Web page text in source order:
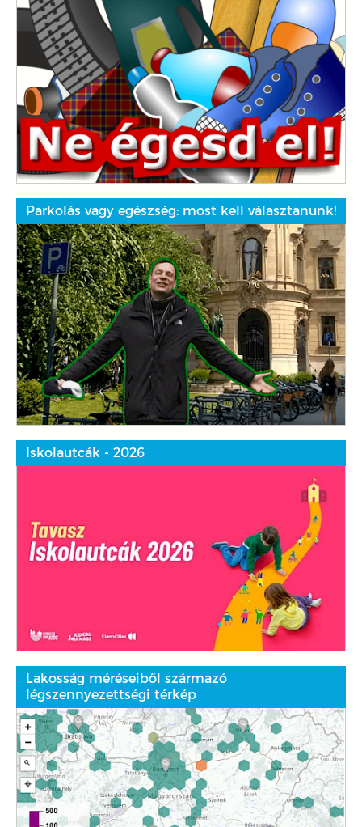
Parkolás vagy egészség: most kell választanunk!
Iskolautcák - 2026
Lakosság méréseiből származó
légszennyezettségi térkép